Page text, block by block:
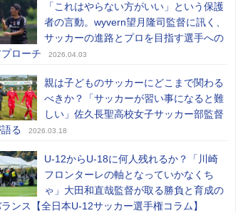
「これはやらない方がいい」という保護
者の言動。wyvern望月隆司監督に訊く、
サッカーの進路とプロを目指す選手への
プローチ
2026.04.03
親は子どものサッカーにどこまで関わる
べきか？「サッカーが習い事になると難
しい」佐久長聖高校女子サッカー部監督
る
2026.03.18
U-12からU-18に何人残れるか？「川崎
フロンターレの軸となっていかなくち
ゃ」大田和直哉監督が取る勝負と育成の
ンス【全日本U-12サッカー選手権コラム】